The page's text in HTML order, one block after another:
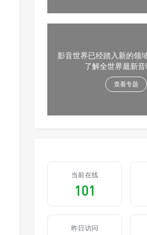
影音世界已经踏入新的领
了解全世界最新
查看专题
当前在线
101
昨日访问